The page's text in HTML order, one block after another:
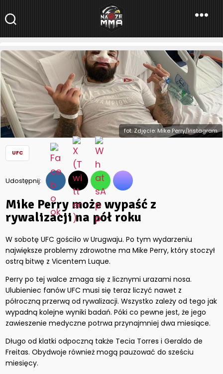
NaszeMMA
NaszeMMA.pl»Aktualności»Świat»UFC»Mike Perry może
wypaść z rywalizacji na pół roku
fot. Zdjęcie: Mike Perry/Instagram
UFC
Udostępnij:
Mike Perry może wypaść z
rywalizacji na pół roku
W sobotę UFC gościło w Urugwaju. Po tym wydarzeniu
największe problemy zdrowotne ma Mike Perry, który stoczył
ostrą bitwę z Vicentem Luque.
Perry po tej walce zmaga się z licznymi urazami nosa.
Ulubieniec fanów UFC musi się teraz liczyć nawet z
półroczną przerwą od rywalizacji. Wszystko zależy od tego jak
wypadną kolejne wyniki badań. Póki co pewne jest, że jego
zawieszenie medyczne potrwa przynajmniej dwa miesiące.
Długo od klatki odpoczną także Tecia Torres i Geraldo de
Freitas. Obydwoje również mogą pauzować do sześciu
miesięcy.